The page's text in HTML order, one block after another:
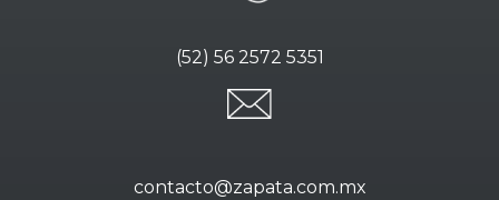
(52) 56 2572 5351
contacto@zapata.com.mx